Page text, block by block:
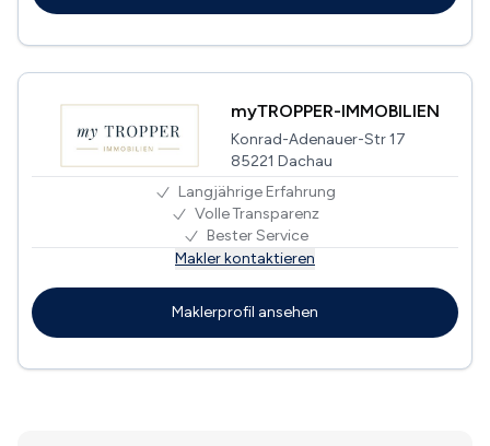
myTROPPER-IMMOBILIEN
Konrad-Adenauer-Str 17
85221 Dachau
Langjährige Erfahrung
Volle Transparenz
Bester Service
Makler kontaktieren
Maklerprofil ansehen